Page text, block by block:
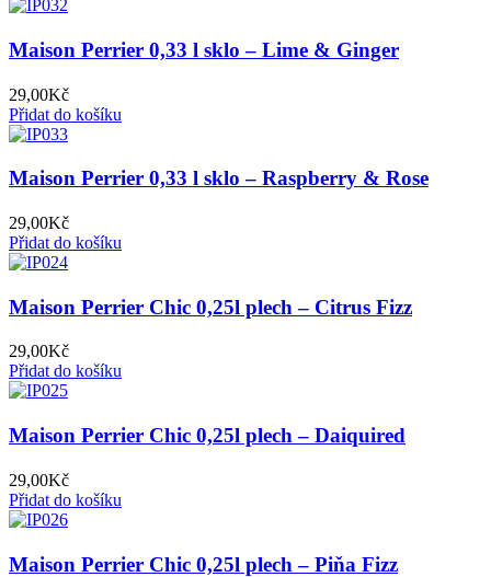
Maison Perrier 0,33 l sklo – Lime & Ginger
29,00Kč
Přidat do košíku
Maison Perrier 0,33 l sklo – Raspberry & Rose
29,00Kč
Přidat do košíku
Maison Perrier Chic 0,25l plech – Citrus Fizz
29,00Kč
Přidat do košíku
Maison Perrier Chic 0,25l plech – Daiquired
29,00Kč
Přidat do košíku
Maison Perrier Chic 0,25l plech – Piňa Fizz